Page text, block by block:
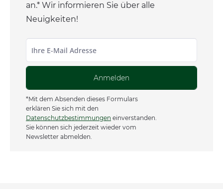
an.* Wir informieren Sie über alle
Neuigkeiten!
Anmelden
*Mit dem Absenden dieses Formulars
erklären Sie sich mit den
Datenschutzbestimmungen einverstanden.
Sie können sich jederzeit wieder vom
Newsletter abmelden.